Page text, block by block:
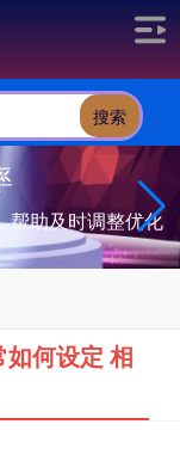
搜索
帮助及时调整优化
何设定 相